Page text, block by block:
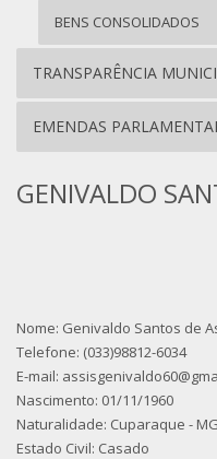
BENS CONSOLIDADOS
TRANSPARÊNCIA
EMENDAS
GENIVALDO
Nome: Genivaldo Santos de
Telefone: (033)98812-6034
E-mail:
Nascimento: 01/11/1960
Naturalidade: Cuparaque - MG
Estado Civil: Casado